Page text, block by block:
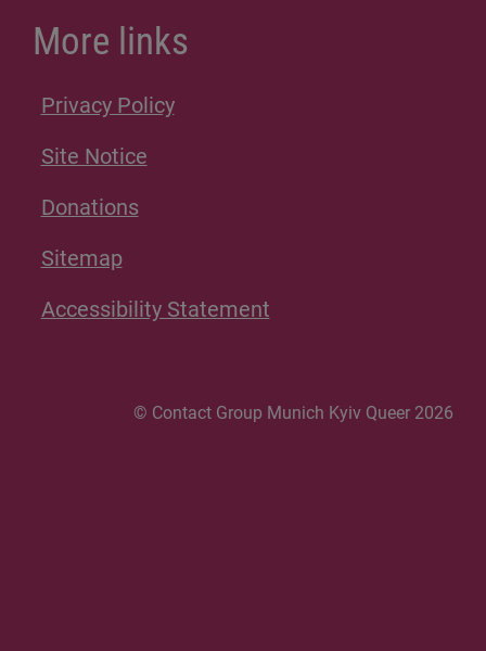
More links
Privacy Policy
Site Notice
Donations
Sitemap
Accessibility Statement
© Contact Group Munich Kyiv Queer 2026